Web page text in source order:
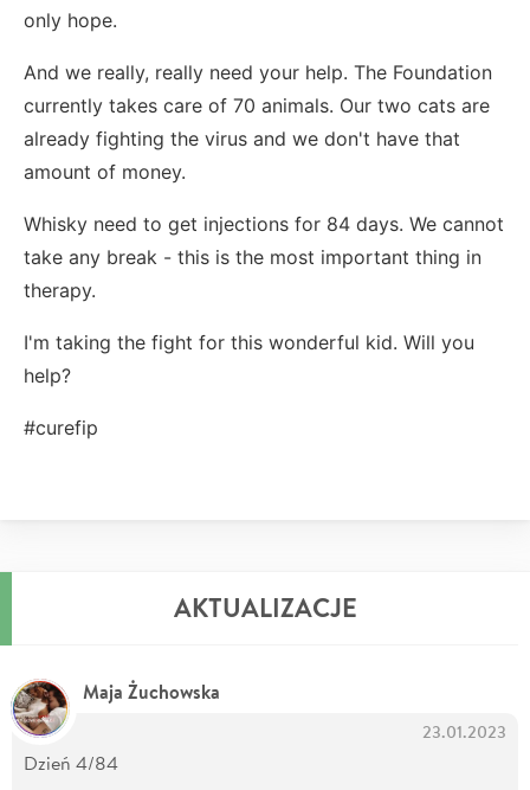
only hope.
And we really, really need your help. The Foundation
currently takes care of 70 animals. Our two cats are
already fighting the virus and we don't have that
amount of money.
Whisky need to get injections for 84 days. We cannot
take any break - this is the most important thing in
therapy.
I'm taking the fight for this wonderful kid. Will you
help?
#curefip
AKTUALIZACJE
Maja Żuchowska
23.01.2023
Dzień 4/84